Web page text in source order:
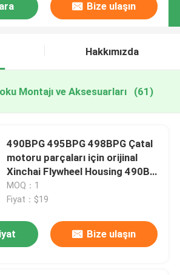
Bize ulaşın
Hakkımızda
Montajı ve Aksesuarları (61)
490BPG 495BPG 498BPG Çatal
motoru parçaları için orijinal
Xinchai Flywheel Housing 490B-
13001A
MOQ：1
Fiyat：$19
Bize ulaşın